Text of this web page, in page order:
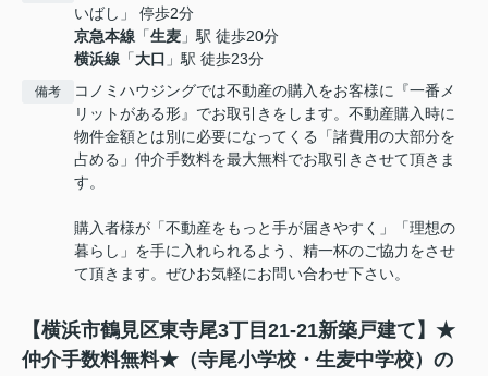
いばし」 停歩2分
京急本線 「生麦 」駅 徒歩20分
横浜線 「大口 」駅 徒歩23分
備考
コノミハウジングでは不動産の購入をお客様に『一番メ
リットがある形』でお取引きをします。不動産購入時に
物件金額とは別に必要になってくる「諸費用の大部分を
占める」仲介手数料を最大無料でお取引きさせて頂きま
す。
購入者様が「不動産をもっと手が届きやすく」「理想の
暮らし」を手に入れられるよう、精一杯のご協力をさせ
て頂きます。ぜひお気軽にお問い合わせ下さい。
【横浜市鶴見区東寺尾3丁目21-21新築戸建て】★
仲介手数料無料★（寺尾小学校・生麦中学校）の